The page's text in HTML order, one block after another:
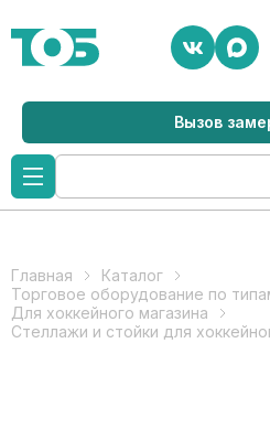
Вызов
Главная
Каталог
Торговое оборудование по
Для хоккейного магазина
Стеллажи и стойки для